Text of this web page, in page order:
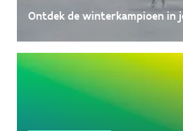
Ontdek de winterkampioen in